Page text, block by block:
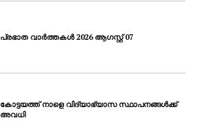
പ്രഭാത വാർത്തകൾ 2026 ആഗസ്റ്റ് 07
കോട്ടയത്ത് നാളെ വിദ്യാഭ്യാസ സ്ഥാപനങ്ങൾക്ക്
അവധി